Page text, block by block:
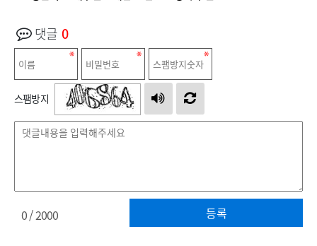
댓글 0
스팸방지
등록
0/ 2000